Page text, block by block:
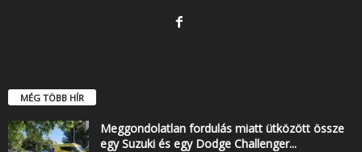
MÉG TÖBB HÍR
Meggondolatlan fordulás miatt ütközött össze
egy Suzuki és egy Dodge Challenger...